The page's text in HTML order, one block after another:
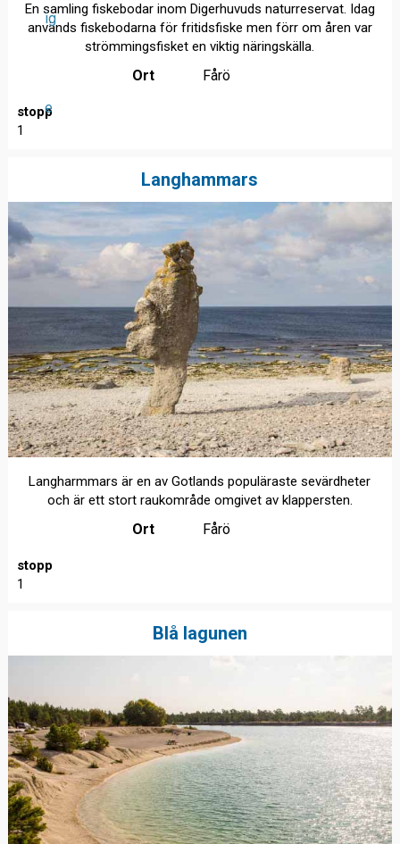
ig
e
En samling fiskebodar inom Digerhuvuds naturreservat. Idag
används fiskebodarna för fritidsfiske men förr om åren var
strömmingsfisket en viktig näringskälla.
Ort Fårö
stopp
1
Langhammars
Langharmmars är en av Gotlands populäraste sevärdheter
och är ett stort raukområde omgivet av klappersten.
Ort Fårö
stopp
1
Blå lagunen